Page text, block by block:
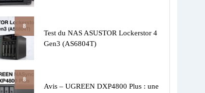
8
Test du NAS ASUSTOR Lockerstor 4
Gen3 (AS6804T)
8
Avis – UGREEN DXP4800 Plus : une